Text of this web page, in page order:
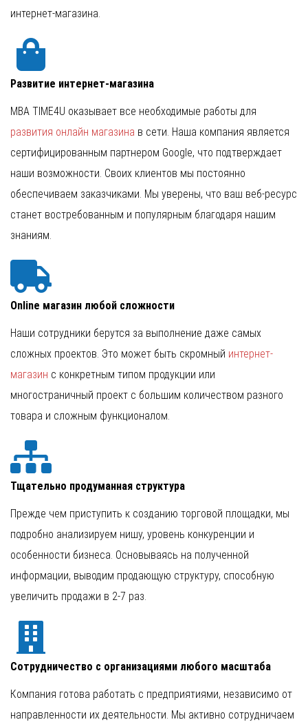
интернет-магазина.
Развитие интернет-магазина
MBA TIME4U оказывает все необходимые работы для
развития онлайн магазина в сети. Наша компания является
сертифицированным партнером Google, что подтверждает
наши возможности. Своих клиентов мы постоянно
обеспечиваем заказчиками. Мы уверены, что ваш веб-ресурс
станет востребованным и популярным благодаря нашим
знаниям.
Online магазин любой сложности
Наши сотрудники берутся за выполнение даже самых
сложных проектов. Это может быть скромный интернет-
магазин с конкретным типом продукции или
многостраничный проект с большим количеством разного
товара и сложным функционалом.
Тщательно продуманная структура
Прежде чем приступить к созданию торговой площадки, мы
подробно анализируем нишу, уровень конкуренции и
особенности бизнеса. Основываясь на полученной
информации, выводим продающую структуру, способную
увеличить продажи в 2-7 раз.
Сотрудничество с организациями любого масштаба
Компания готова работать с предприятиями, независимо от
направленности их деятельности. Мы активно сотрудничаем